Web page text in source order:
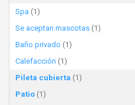
Spa (1)
Se aceptan mascotas (1)
Baño privado (1)
Calefacción (1)
Pileta cubierta (1)
Patio (1)